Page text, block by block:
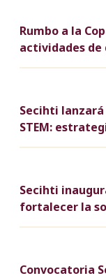
Rumbo a la
actividades de
Secihti
STEM:
Secihti
fortalecer la
Convocatoria